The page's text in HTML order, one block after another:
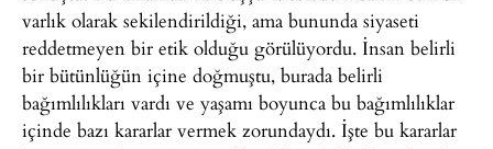
varlık olarak sekilendirildiği, ama bununda siyaseti
reddetmeyen bir etik olduğu görülüyordu. İnsan belirli
bir bütünlüğün içine doğmuştu, burada belirli
bağımlılıkları vardı ve yaşamı boyunca bu bağımlılıklar
içinde bazı kararlar vermek zorundaydı. İşte bu kararlar